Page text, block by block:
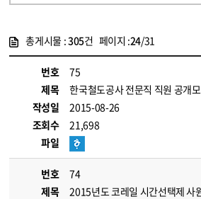
총게시물 :305건 페이지 :24/31
번호
75
제목
한국철도공사 전문직 직원 공개
작성일
2015-08-26
조회수
21,698
파일
번호
74
제목
2015년도 코레일 시간선택제 사